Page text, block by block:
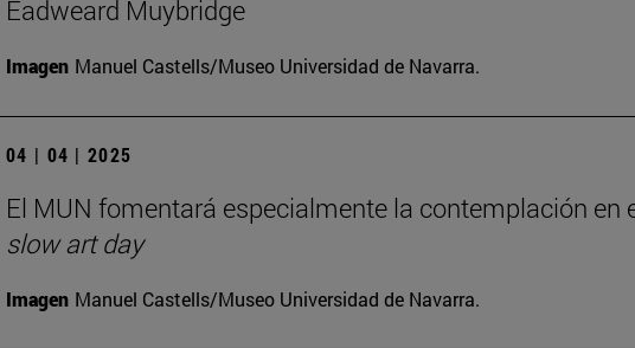
Eadweard Muybridge
Imagen Manuel Castells/Museo Universidad de Navarra.
04 | 04 | 2025
El MUN fomentará especialmente la contemplación en
slow art day
Imagen Manuel Castells/Museo Universidad de Navarra.